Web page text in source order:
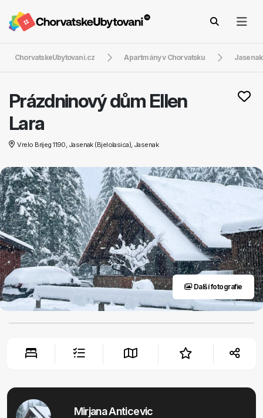
ChorvatskeUbytovani.cz Apartmány v Chorvatsku Jasenak
Prázdninový dům Ellen
Lara
Vrelo Brijeg 1190, Jasenak (Bjelolasica), Jasenak
Další fotografie
Mirjana Anticevic